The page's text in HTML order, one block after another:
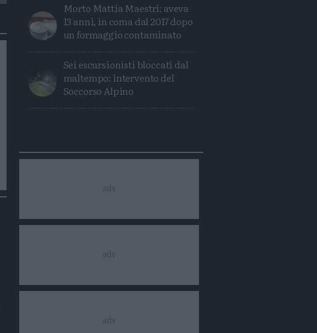
Morto Mattia Maestri: aveva
13 anni, in coma dal 2017 dopo
un formaggio contaminato
Sei escursionisti bloccati dal
maltempo: intervento del
Soccorso Alpino